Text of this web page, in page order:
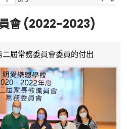
會 (2022-2023)
屆常務委員會委員的付出